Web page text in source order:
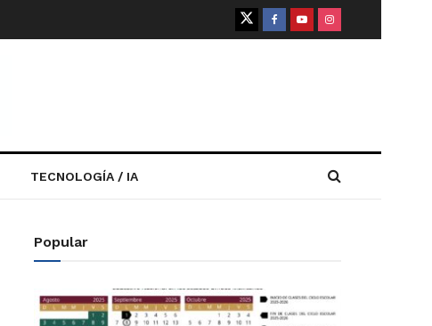
TECNOLOGÍA / IA
Popular